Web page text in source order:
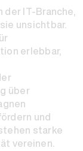
IT-Branche,
unsichtbar.
erlebbar,
über
und
starke
vereinen.